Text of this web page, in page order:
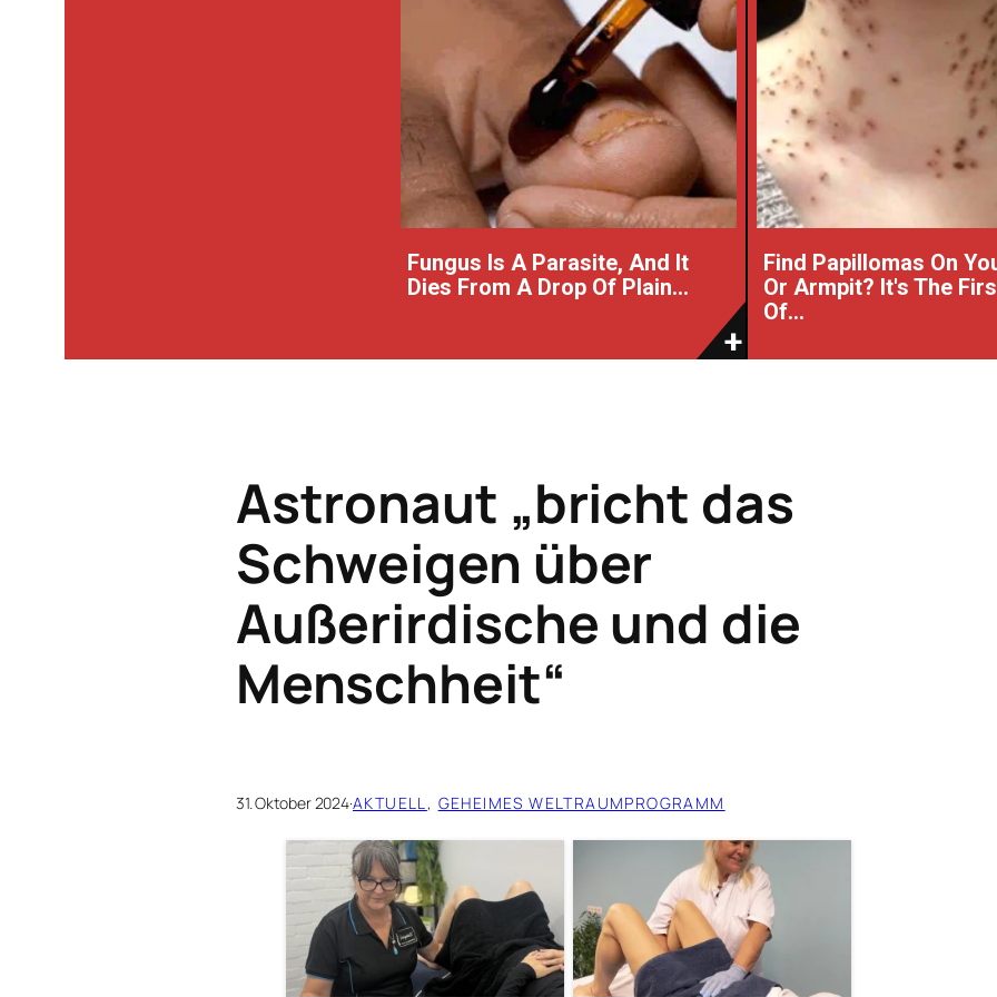
Fungus Is A Parasite, And It
Dies From A Drop Of Plain...
Find Papillomas On
Or Armpit? It's The
Of...
Astronaut „bricht das
Schweigen über
Außerirdische und die
Menschheit“
31. Oktober 2024·AKTUELL, GEHEIMES WELTRAUMPROGRAMM